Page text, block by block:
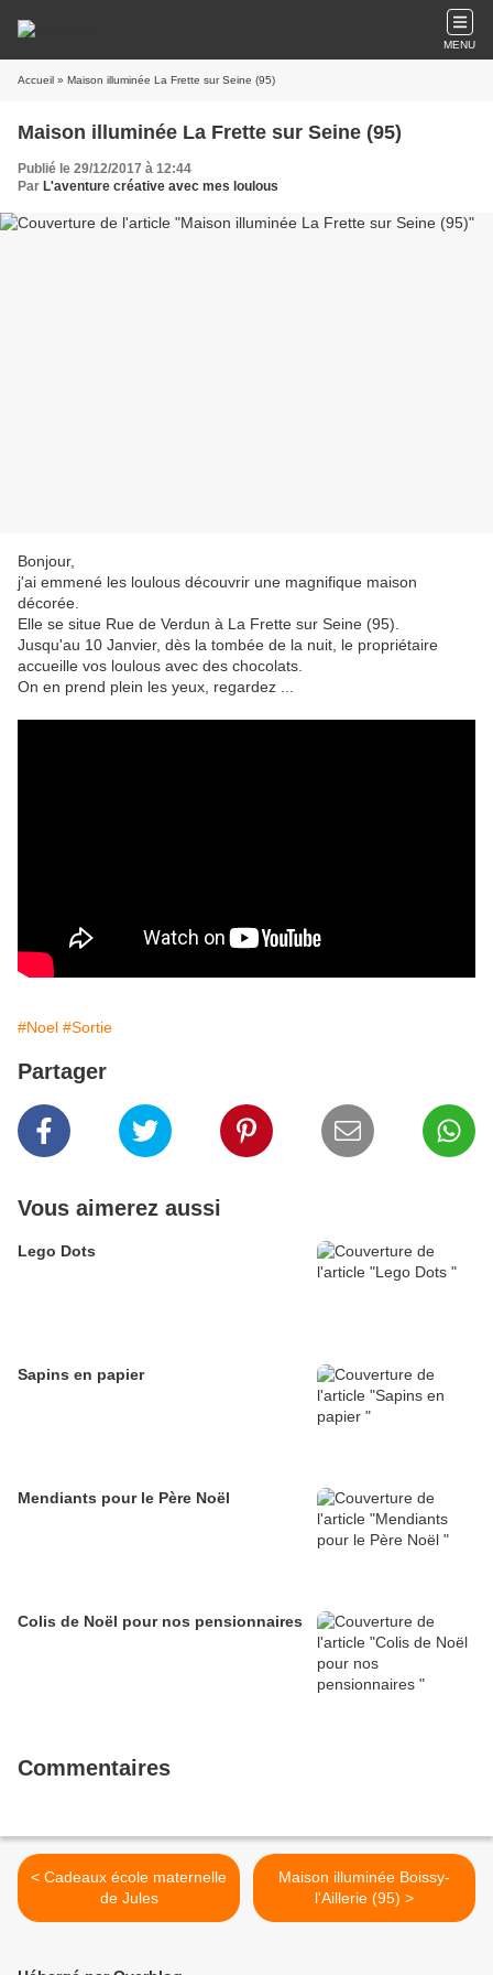
MENU
Accueil » Maison illuminée La Frette sur Seine (95)
Maison illuminée La Frette sur Seine (95)
Publié le 29/12/2017 à 12:44
Par L'aventure créative avec mes loulous
Bonjour,
j'ai emmené les loulous découvrir une magnifique maison
décorée.
Elle se situe Rue de Verdun à La Frette sur Seine (95).
Jusqu'au 10 Janvier, dès la tombée de la nuit, le propriétaire
accueille vos loulous avec des chocolats.
On en prend plein les yeux, regardez ...
#Noel #Sortie
Partager
Vous aimerez aussi
Lego Dots
Sapins en papier
Mendiants pour le Père Noël
Colis de Noël pour nos pensionnaires
Commentaires
< Cadeaux école maternelle
de Jules
Maison illuminée Boissy-
l'Aillerie (95) >